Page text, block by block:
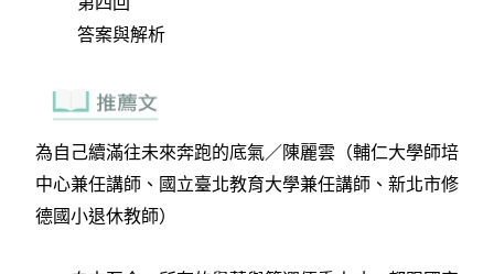
答案與解析